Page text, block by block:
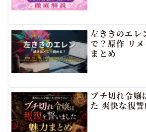
左ききのエレ
で？原作 リ
まとめ
ブチ切れ令嬢
た 爽快な復